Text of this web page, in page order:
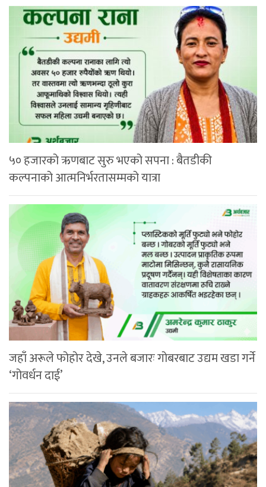
५० हजारको ऋणबाट सुरु भएको सपना : बैतडीकी
कल्पनाको आत्मनिर्भरतासम्मको यात्रा
जहाँ अरूले फोहोर देखे, उनले बजारः गोबरबाट उद्यम खडा गर्ने
‘गोवर्धन दाई’